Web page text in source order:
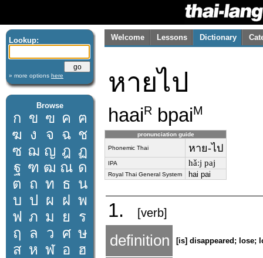
Lookup:
» more options here
Browse
ก ข ฃ ค ฅ
ฆ ง จ ฉ ช
ซ ฌ ญ ฎ ฏ
ฐ ฑ ฒ ณ ด
ต ถ ท ธ น
บ ป ผ ฝ พ
ฟ ภ ม ย
ร
ฤ
ล ว ศ ษ
ส ห ฬ อ ฮ
Welcome Lessons Dictionary
หายไป
haaiR bpaiM
pronunciation guide
Phonemic Thai หาย-ไป
IPA hǎːj paj
Royal Thai General System hai pai
1. [verb]
definition [is] disappeared; lose;